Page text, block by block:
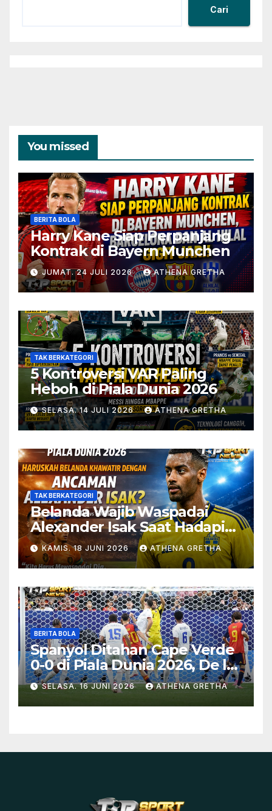
Cari
You missed
BERITA BOLA
Harry Kane Siap Perpanjang
Kontrak di Bayern Munchen
JUMAT. 24 JULI 2026 ATHENA GRETHA
TAK BERKATEGORI
5 Kontroversi VAR Paling
Heboh di Piala Dunia 2026
SELASA. 14 JULI 2026 ATHENA GRETHA
TAK BERKATEGORI
Belanda Wajib Waspadai
Alexander Isak Saat Hadapi
Swedia
KAMIS. 18 JUNI 2026 ATHENA GRETHA
BERITA BOLA
Spanyol Ditahan Cape Verde
0-0 di Piala Dunia 2026, De la
Fuente Soroti Kurangnya
Ketajaman
SELASA. 16 JUNI 2026 ATHENA GRETHA